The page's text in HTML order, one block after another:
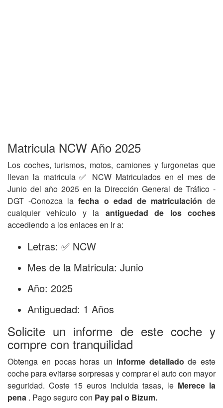
Matricula NCW Año 2025
Los coches, turismos, motos, camiones y furgonetas que
llevan la matricula ✅ NCW Matriculados en el mes de
Junio del año 2025 en la Dirección General de Tráfico -
DGT -Conozca lafecha o edad de matriculación de
cualquier vehículo y la antiguedad de los coches
accediendo a los enlaces en Ir a:
Letras: ✅ NCW
Mes de la Matricula: Junio
Año: 2025
Antiguedad: 1 Años
Solicite un informe de este coche y
compre con tranquilidad
Obtenga en pocas horas un informe detalladode este
coche para evitarse sorpresas y comprar el auto con mayor
seguridad. Coste 15 euros incluida tasas, le Merece la
pena . Pago seguro con Pay pal o Bizum.